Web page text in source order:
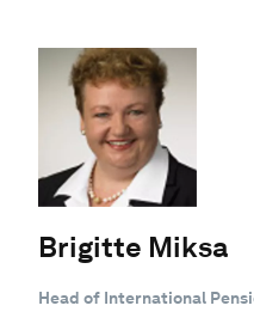
Brigitte Miksa
Head of International